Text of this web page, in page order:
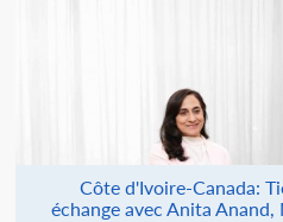
Côte d'Ivoire-Canada:
échange avec Anita